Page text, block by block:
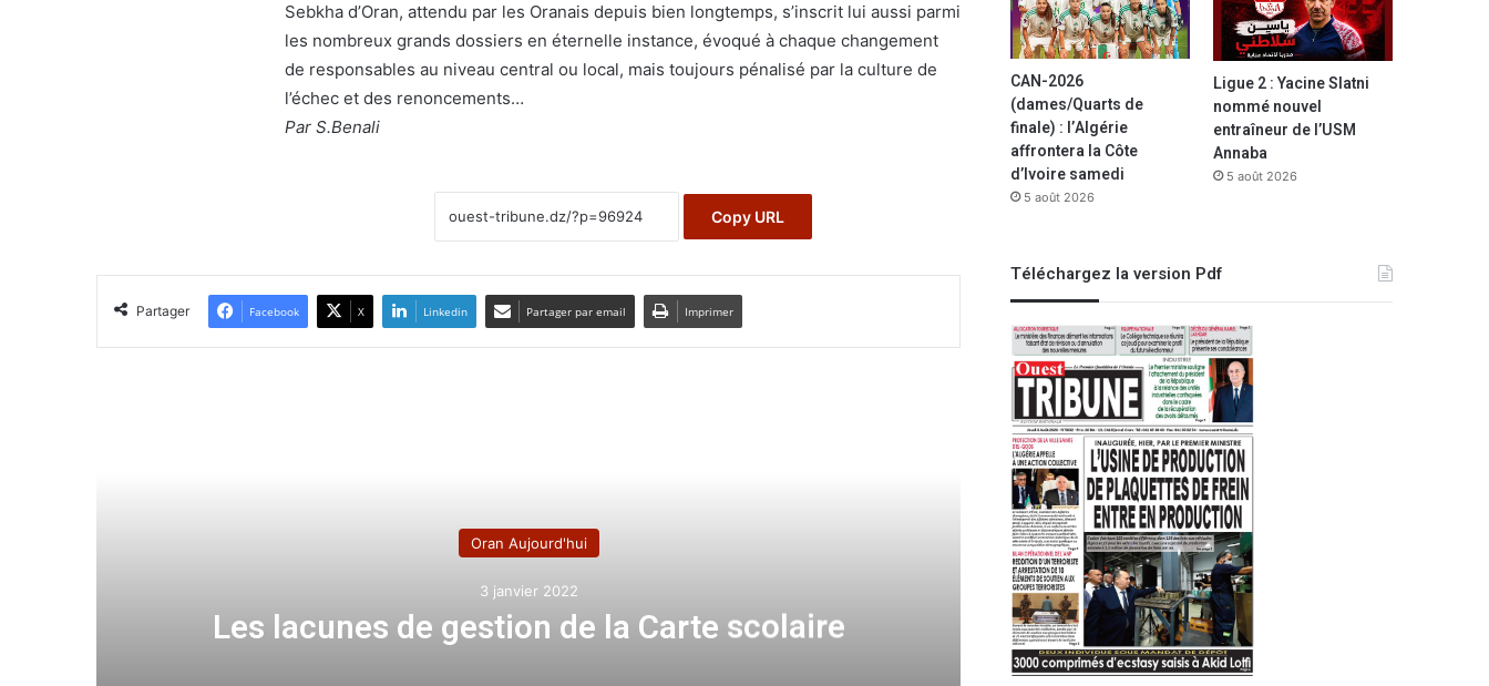
Sebkha d’Oran, attendu par les Oranais depuis bien longtemps, s’inscrit lui aussi parmi
les nombreux grands dossiers en éternelle instance, évoqué à chaque changement
de responsables au niveau central ou local, mais toujours pénalisé par la culture de
l’échec et des renoncements…
Par S.Benali
Copy URL
Partager Facebook X Linkedin Partager par email Imprimer
Oran Aujourd'hui
3 janvier 2022
Les lacunes de gestion de la Carte scolaire
Vocations imposées et des
CAN-2026
(dames/Quarts de
finale) : l’Algérie
affrontera la Côte
d’Ivoire samedi
5 août 2026
Ligue 2 : Yacine Slatni
nommé nouvel
entraîneur de l’USM
Annaba
5 août 2026
Téléchargez la version Pdf